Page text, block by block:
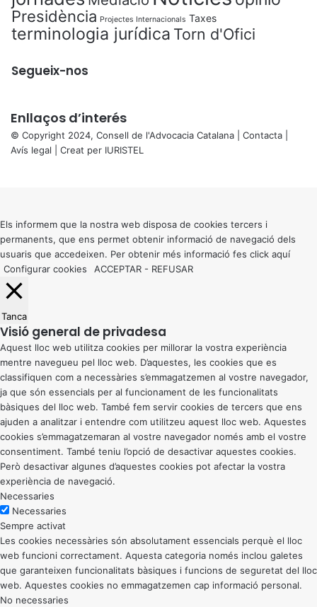
Presidència Projectes Internacionals Taxes
terminologia jurídica Torn d'Ofici
Segueix-nos
Enllaços d’interés
© Copyright 2024, Consell de l'Advocacia Catalana | Contacta
Avís legal | Creat per IURISTEL
button
Els informem que la nostra web disposa de cookies tercers i
permanents, que ens permet obtenir informació de navegació dels
usuaris que accedeixen. Per obtenir més informació fes click aquí
Configurar cookies
ACCEPTAR - REFUSAR
Tanca
Visió general de privadesa
Aquest lloc web utilitza cookies per millorar la vostra experiència
mentre navegueu pel lloc web. D’aquestes, les cookies que es
classifiquen com a necessàries s’emmagatzemen al vostre navegador,
ja que són essencials per al funcionament de les funcionalitats
bàsiques del lloc web. També fem servir cookies de tercers que ens
ajuden a analitzar i entendre com utilitzeu aquest lloc web. Aquestes
cookies s’emmagatzemaran al vostre navegador només amb el vostre
consentiment. També teniu l’opció de desactivar aquestes cookies.
Però desactivar algunes d’aquestes cookies pot afectar la vostra
experiència de navegació.
Necessaries
Necessaries
Sempre activat
Les cookies necessàries són absolutament essencials perquè el lloc
web funcioni correctament. Aquesta categoria només inclou galetes
que garanteixen funcionalitats bàsiques i funcions de seguretat del lloc
web. Aquestes cookies no emmagatzemen cap informació personal.
No necessaries